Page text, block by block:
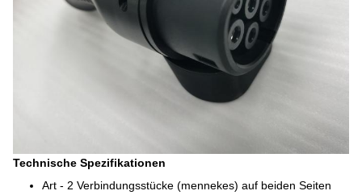
Technische Spezifikationen
Art - 2 Verbindungsstücke (mennekes) auf beiden Seiten